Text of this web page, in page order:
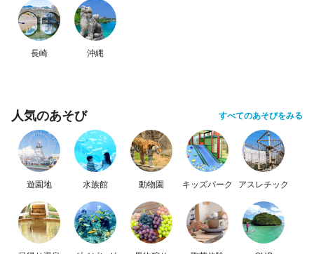
長崎 沖縄
人気のあそび すべてのあそびをみる
遊園地 水族館 動物園 キッズパーク アスレチック